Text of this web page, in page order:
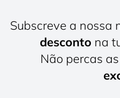
Subscreve a nossa
desconto na
Não percas